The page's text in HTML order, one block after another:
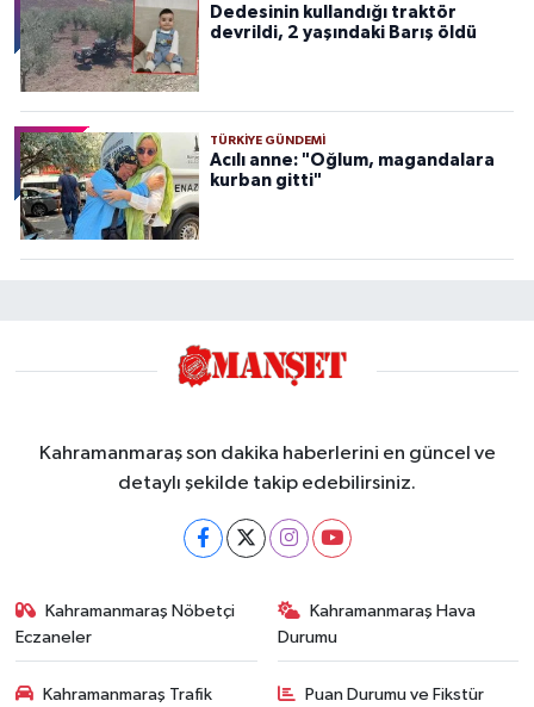
Dedesinin kullandığı traktör
devrildi, 2 yaşındaki Barış öldü
TÜRKIYE GÜNDEMI
Acılı anne: "Oğlum, magandalara
kurban gitti"
Kahramanmaraş son dakika haberlerini en güncel ve
detaylı şekilde takip edebilirsiniz.
Kahramanmaraş Nöbetçi
Eczaneler
Kahramanmaraş Hava
Durumu
Kahramanmaraş Trafik
Puan Durumu ve Fikstür